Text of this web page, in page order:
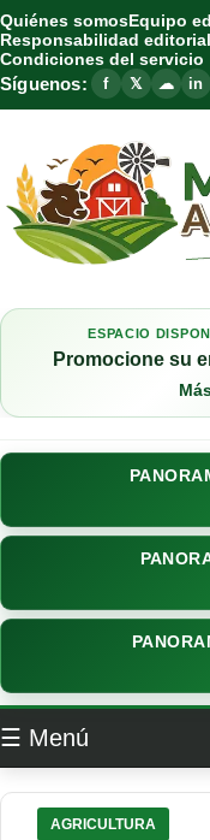
Quiénes somosEquipo
Responsabilidad editorial
Condiciones del servicio
Síguenos: f 𝕏 ☁ in
ESPACIO
Promocione su
☰ Menú
AGRICULTURA